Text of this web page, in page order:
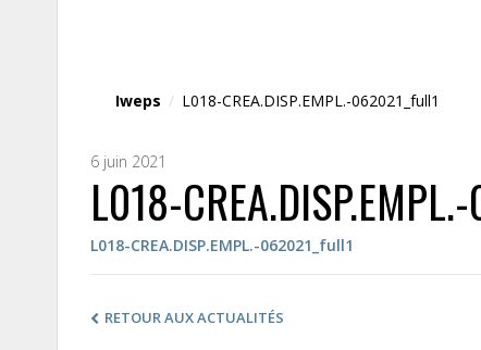
Iweps / L018-CREA.DISP.EMPL.-062021_full1
6 juin 2021
L018-
L018-CREA.DISP.EMPL.-062021_full1
RETOUR AUX ACTUALITÉS